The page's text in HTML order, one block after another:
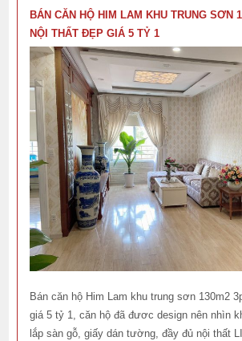
BÁN CĂN HỘ HIM LAM KHU TRUNG SƠN
NỘI THẤT ĐẸP GIÁ 5 TỶ 1
Bán căn hộ Him Lam khu trung sơn 130m2
giá 5 tỷ 1, căn hộ đã đươc design nên nhìn
lắp sàn gỗ, giấy dán tường, đầy đủ nội thất